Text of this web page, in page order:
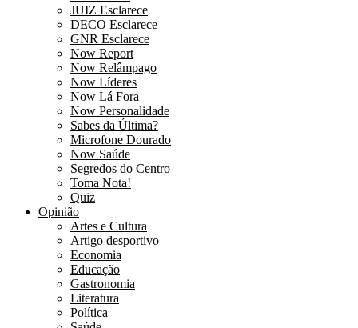
JUIZ Esclarece
DECO Esclarece
GNR Esclarece
Now Report
Now Relâmpago
Now Líderes
Now Lá Fora
Now Personalidade
Sabes da Última?
Microfone Dourado
Now Saúde
Segredos do Centro
Toma Nota!
Quiz
Opinião
Artes e Cultura
Artigo desportivo
Economia
Educação
Gastronomia
Literatura
Política